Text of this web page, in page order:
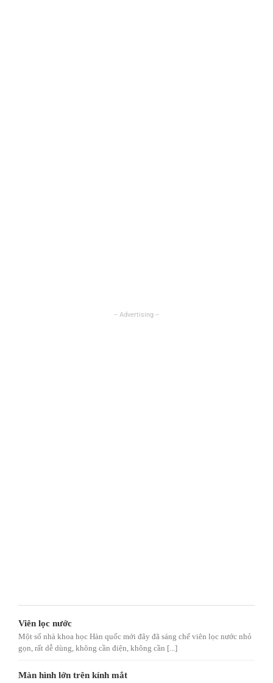
Viên lọc nước
Một số nhà khoa học Hàn quốc mới đây đã sáng chế viên lọc nước nhỏ
gọn, rất dễ dùng, không cần điện, không cần [...]
Màn hình lớn trên kính mắt